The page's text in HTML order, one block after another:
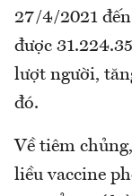
27/4/2021
được
lượt người,
đó.
Về tiêm
liều vaccine